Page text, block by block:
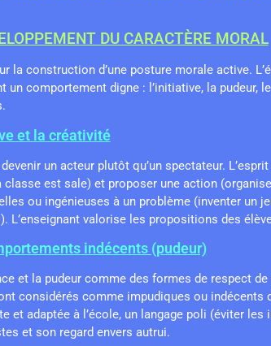
DU CARACTÈRE MORAL
la construction d’une posture morale active.
comportement digne : l’initiative, la pudeur,
et la créativité
un acteur plutôt qu’un spectateur.
classe est sale) et proposer une action
ou ingénieuses à un problème (inventer un
L’enseignant valorise les propositions des
indécents (pudeur)
et la pudeur comme des formes de respect
considérés comme impudiques ou indécents
et adaptée à l’école, un langage poli (éviter
et son regard envers autrui.